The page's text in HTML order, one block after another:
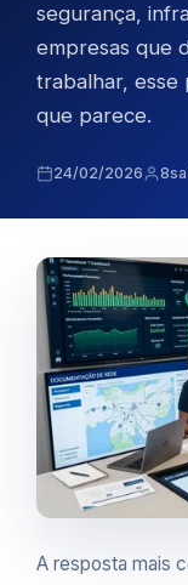
segurança,
empresas que
trabalhar, esse
que parece.
24/02/2026
A resposta mais